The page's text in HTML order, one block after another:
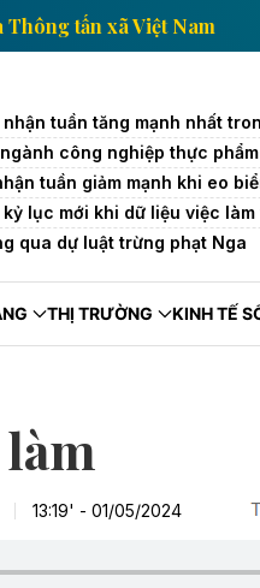
tế của Thông tấn xã
tuần tăng mạnh nhất
công nghiệp thực
tuần giảm mạnh khi eo
lục mới khi dữ liệu việc
qua dự luật trừng phạt Nga
THỊ TRƯỜNG KINH TẾ
13:19' - 01/05/2024